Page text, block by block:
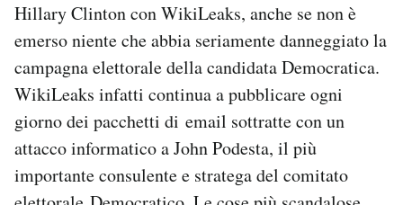
Hillary Clinton con WikiLeaks, anche se non è
emerso niente che abbia seriamente danneggiato la
campagna elettorale della candidata Democratica.
WikiLeaks infatti continua a pubblicare ogni
giorno dei pacchetti di email sottratte con un
attacco informatico a John Podesta, il più
importante consulente e stratega del comitato